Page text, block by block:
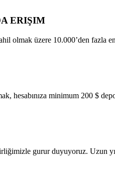
ERIŞIM
olmak üzere 10.000’den fazla
hesabınıza minimum 200 $
gurur duyuyoruz. Uzun